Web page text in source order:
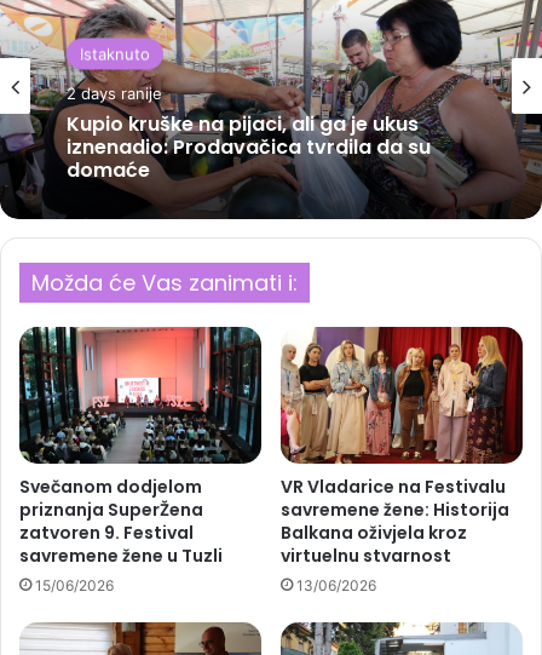
Istaknuto
2 days ranije
Kupio kruške na pijaci, ali ga je ukus
iznenadio: Prodavačica tvrdila da su
domaće
Možda će Vas zanimati i:
Svečanom dodjelom
priznanja SuperŽena
zatvoren 9. Festival
savremene žene u Tuzli
15/06/2026
VR Vladarice na Festivalu
savremene žene: Historija
Balkana oživjela kroz
virtuelnu stvarnost
13/06/2026